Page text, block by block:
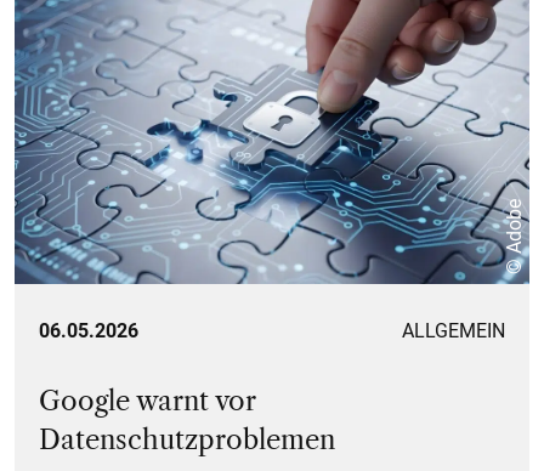
© Adobe
06.05.2026 ALLGEMEIN
Google warnt vor
Datenschutzproblemen